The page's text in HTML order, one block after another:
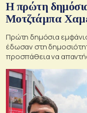
Η πρώτη
Μοτζτάμπα
Πρώτη δημόσια
έδωσαν στη
προσπάθεια να
κατάσταση της υγείας